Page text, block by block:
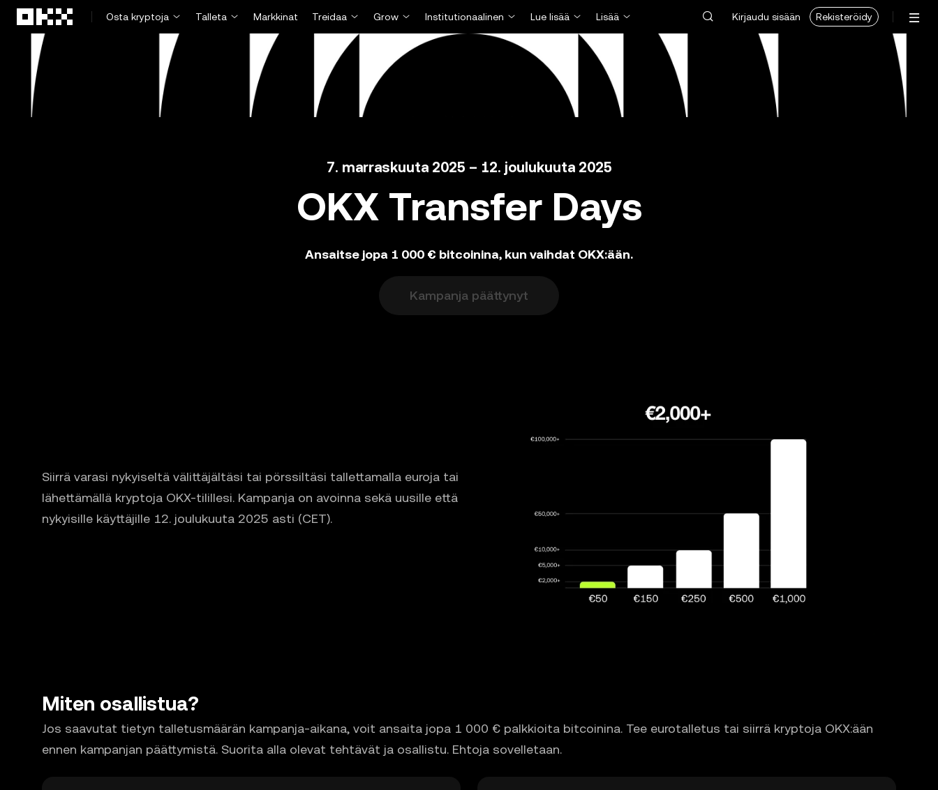
Osta kryptoja
Talleta Markkinat Treidaa Grow Institutionaalinen Lue lisää Lisää Kirjaudu sisään Rekisteröidy
7. marraskuuta 2025 – 12. joulukuuta 2025
OKX Transfer Days
Ansaitse jopa 1 000 € bitcoinina, kun vaihdat OKX:ään.
Kampanja päättynyt
Siirrä varasi nykyiseltä välittäjältäsi tai pörssiltäsi tallettamalla euroja tai
lähettämällä kryptoja OKX-tilillesi. Kampanja on avoinna sekä uusille että
nykyisille käyttäjille 12. joulukuuta 2025 asti (CET).
Miten osallistua?
Jos saavutat tietyn talletusmäärän kampanja-aikana, voit ansaita jopa 1 000 € palkkioita bitcoinina. Tee eurotalletus tai siirrä kryptoja OKX:ään
ennen kampanjan päättymistä. Suorita alla olevat tehtävät ja osallistu. Ehtoja sovelletaan.